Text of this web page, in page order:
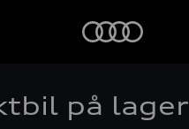
forhandlerpå lager